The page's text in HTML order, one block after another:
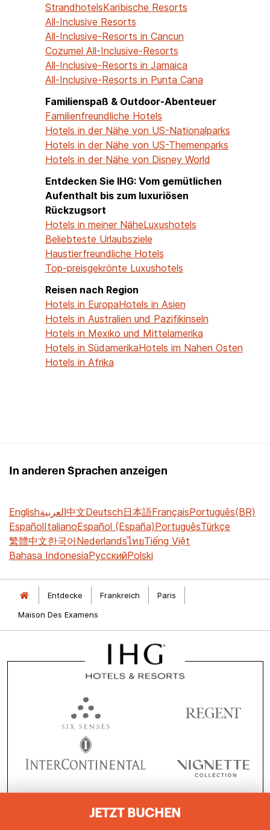
JETZT BUCHEN
StrandhotelsKaribische Resorts
All-Inclusive Resorts
All-Inclusive-Resorts in Cancun
Cozumel All-Inclusive-Resorts
All-Inclusive-Resorts in Jamaica
All-Inclusive-Resorts in Punta Cana
Familienspaß & Outdoor-Abenteuer
Familienfreundliche Hotels
Hotels in der Nähe von US-Nationalparks
Hotels in der Nähe von US-Themenparks
Hotels in der Nähe von Disney World
Entdecken Sie IHG: Vom gemütlichen
Aufenthalt bis zum luxuriösen
Rückzugsort
Hotels in meiner NäheLuxushotels
Beliebteste Urlaubsziele
Haustierfreundliche Hotels
Top-preisgekrönte Luxushotels
Reisen nach Region
Hotels in EuropaHotels in Asien
Hotels in Australien und Pazifikinseln
Hotels in Mexiko und Mittelamerika
Hotels in SüdamerikaHotels im Nahen Osten
Hotels in Afrika
In anderen Sprachen anzeigen
Englishالعربية中文Deutsch日本語FrançaisPortuguês(BR)
EspañolItalianoEspañol (España)PortuguêsTürkçe
繁體中文한국어NederlandsไทยTiếng Việt
Bahasa IndonesiaРусскийPolski
Entdecke Frankreich
Paris
Maison Des Examens